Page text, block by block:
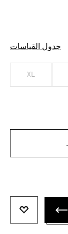
جدول القياسات
XL